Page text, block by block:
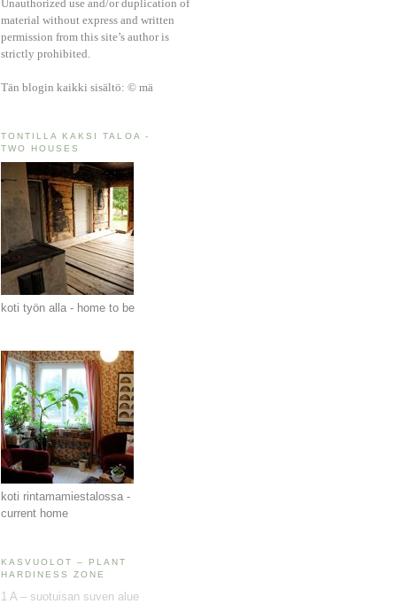
Unauthorized use and/or duplication of
material without express and written
permission from this site’s author is
strictly prohibited.
Tän blogin kaikki sisältö: © mä
TONTILLA KAKSI TALOA -
TWO HOUSES
koti työn alla - home to be
koti rintamamiestalossa -
current home
KASVUOLOT – PLANT
HARDINESS ZONE
1 A – suotuisan suven alue